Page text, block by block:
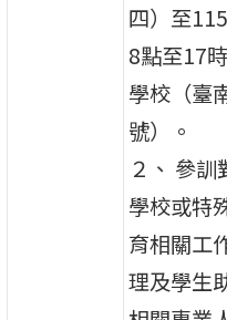
四）至
8點至17
學校（臺
號）。
２、 參
學校或特
育相關工
理及學生